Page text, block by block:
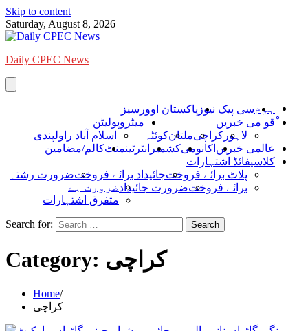
Skip to content
Saturday, August 8, 2026
Daily CPEC News
ہومسی پیک نیوز پاکستان اوورسیز
ْقو می خبریں
لاہور کراچیملتانکوئٹہ
میٹروپولیٹن
اسلام آباد راولپندی
عالمی خبریں اکانومیکشمیر انٹرٹینمنٹکالم/مضامین
کلاسیفائڈ اشتہارات
پلاٹ برائے فروختجائیداد برائے فروختضرورت رشتہ
برائے فروختضرورت جائیدادضرورت ہے
متفرق اشتہارات
Search for:
Category: کراچی
Home
کراچی